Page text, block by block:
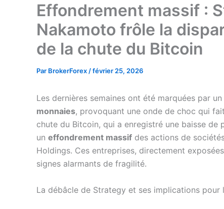
Effondrement massif :
Nakamoto frôle la
de la chute du Bitcoin
Par BrokerForex /février 25, 2026
Les dernières semaines ont été marquées par
monnaies, provoquant une onde de choc qui
chute du Bitcoin, qui a enregistré une baisse
un effondrement massif des actions de
Holdings. Ces entreprises, directement
signes alarmants de fragilité.
La débâcle de Strategy et ses implications pour